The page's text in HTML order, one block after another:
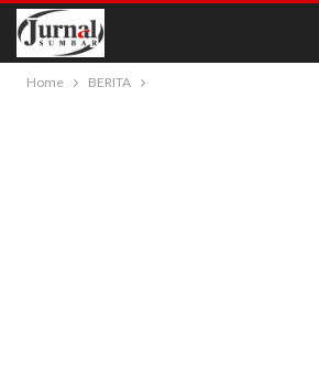
Home BERITA